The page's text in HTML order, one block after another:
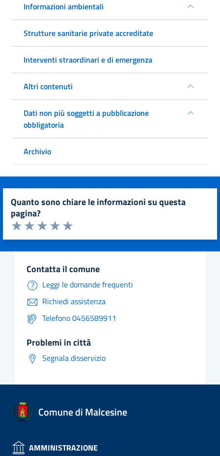
Informazioni ambientali
Strutture sanitarie private accreditate
Interventi straordinari e di emergenza
Altri contenuti
Dati non più soggetti a pubblicazione
obbligatoria
Archivio
quanto sono chiare le informazioni su questa
pagina?
Valuta da 1 a 5 stelle la pagina
Valuta 5 stelle su 5
Valuta 4 stelle su 5
Valuta 3 stelle su 5
Valuta 2 stelle su 5
Valuta 1 stelle su 5
contatta il comune
Leggi le domande frequenti
Richiedi assistenza
Telefono 0456589911
problemi in città
Segnala disservizio
Comune di Malcesine
AMMINISTRAZIONE